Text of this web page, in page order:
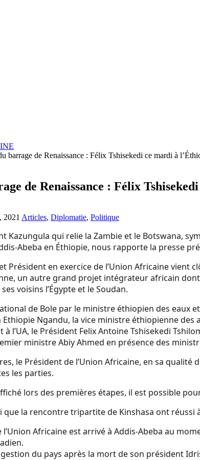
barrage de Renaissance : Félix Tshisekedi ce mardi à
de Renaissance : Félix
2021 Articles, Diplomatie, Politique
Kazungula qui relie la Zambie et le Botswana,
Abeba en Éthiopie, nous rapporte la presse
Président en exercice de l’Union Africaine
un autre grand projet intégrateur africain
voisins l’Égypte et le Soudan.
de Bole par le ministre éthiopien des eaux
Ethiopie Ngandu, la vice ministre éthiopienne
à l’UA, le Président Felix Antoine Tshisekedi
ministre Abiy Ahmed en présence des
le Président de l’Union Africaine, en sa
les parties.
lors des premières étapes, il est possible
que la rencontre tripartite de Kinshasa ont
Africaine est arrivé à Addis-Abeba au
gestion du pays après la mort de son président